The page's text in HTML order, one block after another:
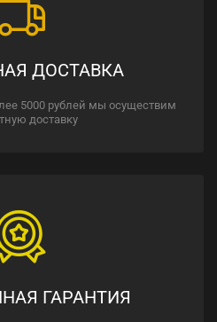
ДОСТАВКА
5000 рублей мы осуществим
доставку
ГАРАНТИЯ